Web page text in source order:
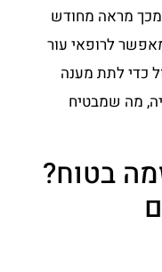
מכך מראה מחודש
לרופאי עור
כדי לתת מענה
מה שמבטיח
בטוח?